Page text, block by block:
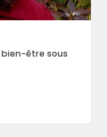
bien-être sous